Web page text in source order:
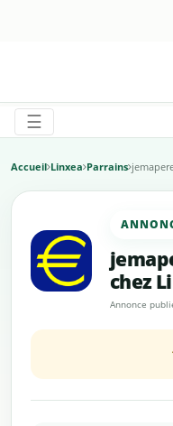
☰
Accueil Linxea Parrains
chez
Annonce